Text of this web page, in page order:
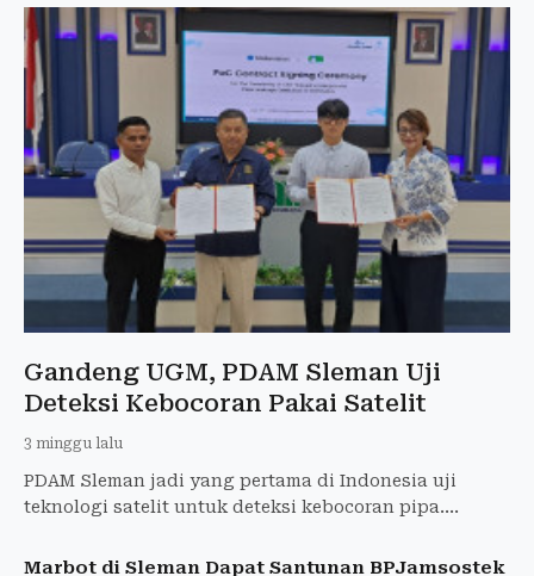
Gandeng UGM, PDAM Sleman Uji
Deteksi Kebocoran Pakai Satelit
3 minggu lalu
PDAM Sleman jadi yang pertama di Indonesia uji
teknologi satelit untuk deteksi kebocoran pipa.
Marbot di Sleman Dapat Santunan BPJamsostek